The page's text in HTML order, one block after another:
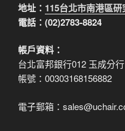
地址： 115台北市南港區
電話：(02)2783-8824
帳戶資料：
台北富邦銀行012 玉成分行
帳號：00303168156882
電子郵箱：